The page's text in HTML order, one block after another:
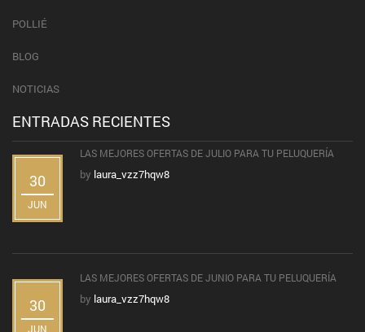
POLLIÉ
BLOG
NOTICIAS
ENTRADAS RECIENTES
30
JUN
LAS MEJORES OFERTAS DE JULIO PARA TU PELUQUERÍA
by laura_vzz7hqw8
30
JUN
LAS MEJORES OFERTAS DE JUNIO PARA TU PELUQUERÍA
by laura_vzz7hqw8